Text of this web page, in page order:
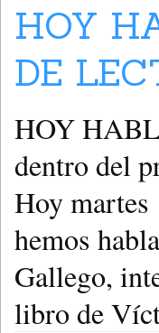
HOY
DE
HOY
dentro del
Hoy
hemos
Gallego,
libro de